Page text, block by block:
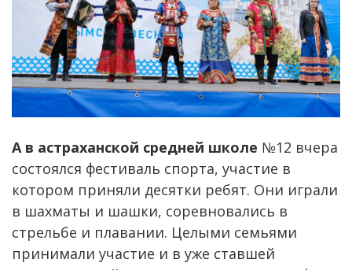
А в астраханской средней школе №12 вчера
состоялся фестиваль спорта, участие в
котором приняли десятки ребят. Они играли
в шахматы и шашки, соревновались в
стрельбе и плавании. Целыми семьями
принимали участие и в уже ставшей